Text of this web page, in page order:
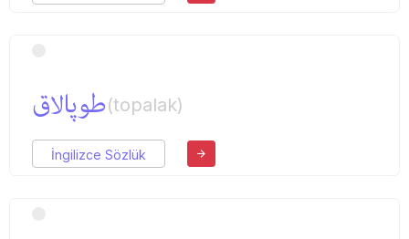
طوپالاق(topalak)
İngilizce Sözlük